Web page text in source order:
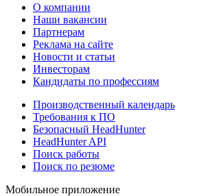
О компании
Наши вакансии
Партнерам
Реклама на сайте
Новости и статьи
Инвесторам
Кандидаты по профессиям
Производственный календарь
Требования к ПО
Безопасный HeadHunter
HeadHunter API
Поиск работы
Поиск по резюме
Мобильное приложение